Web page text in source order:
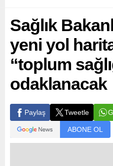
Sağlık
yeni yol
“toplum
odaklanacak
Paylaş Tweetle
ABONE OL